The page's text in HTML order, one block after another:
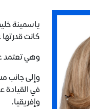
ياسمينة
كانت
وهي تعتمد
وإفريقيا.